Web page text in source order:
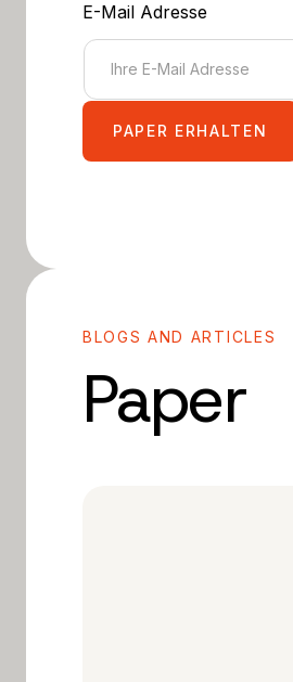
E-Mail Adresse
BLOGS AND ARTICLES
Paper